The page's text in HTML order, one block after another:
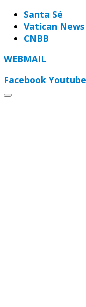
Santa Sé
Vatican News
CNBB
WEBMAIL
Facebook Youtube